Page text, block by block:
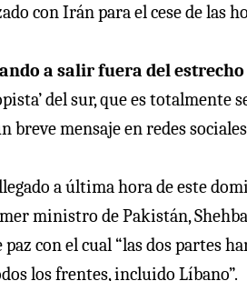
con Irán para el cese de
a salir fuera del
del sur, que es
breve mensaje en redes
a última hora de este
ministro de Pakistán,
con el cual “las dos partes
los frentes, incluido Líbano”.